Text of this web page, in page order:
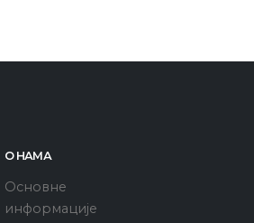
О НАМА
Основне
информације